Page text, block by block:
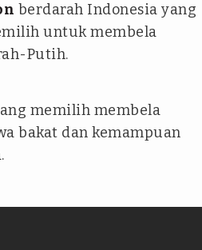
berdarah Indonesia yang
untuk membela
Putih.
memilih membela
bakat dan kemampuan